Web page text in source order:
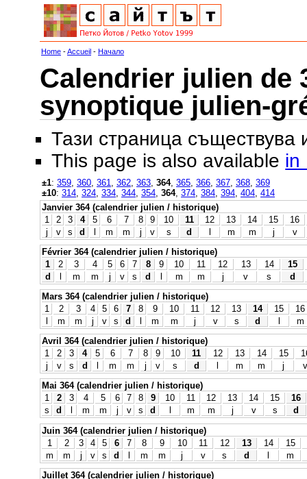
Home -Accueil - Начало
Calendrier julien de
synoptique julien-
Тази страница съществува
This page is also available in
±1: 359 360 361 362 363 364, 365 366 367 368 369
±10: 314 324 334 344 354 364, 374 384 394 404 414
Janvier 364 (calendrier julien / historique)
1
2 3 4 5 6 7 8 9 10 11 12 13 14 15
16
j
v s d l m m j v s d l m m j
v
Février 364 (calendrier julien / historique)
1
2 3 4 5 6 7 8 9 10 11 12 13 14
15
d
m m j v s d m m j v s
d
Mars 364 (calendrier julien / historique)
1
2 3 4 5 6 7 8 9 10 11 12 13 14 15
16
m m j v s d m m j v s d
m
Avril 364 (calendrier julien / historique)
1
2 3 4 5 6 7 8 9 10 11 12 13 14 15
j
v s d m m j v s d m m j
v
Mai 364 (calendrier julien / historique)
1
2 3 4 5 6 7 8 9 10 11 12 13 14 15
16
s
d m m j v s d m m j v s
d
Juin 364 (calendrier julien / historique)
1
2 3 4 5 6 7 8 9 10 11 12 13 14
15
m
m j v s d l m m j v s d l
m
Juillet 364 (calendrier julien / historique)